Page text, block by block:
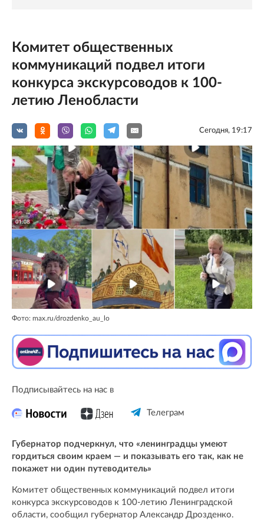
Комитет общественных
коммуникаций подвел итоги
конкурса экскурсоводов к 100-
летию Ленобласти
Сегодня, 19:17
Фото: max.ru/drozdenko_au_lo
Подписывайтесь на нас в
Телеграм
Губернатор подчеркнул, что «ленинградцы умеют
гордиться своим краем — и показывать его так, как не
покажет ни один путеводитель»
Комитет общественных коммуникаций подвел итоги
конкурса экскурсоводов к 100-летию Ленинградской
области, сообщил губернатор Александр Дрозденко.